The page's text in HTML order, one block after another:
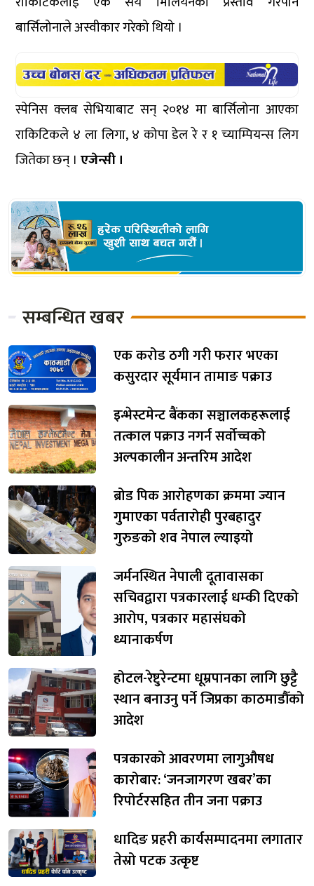
बार्सिलोनाले अस्वीकार गरेको थियो ।
स्पेनिस क्लब सेभियाबाट सन् २०१४ मा बार्सिलोना आएका
राकिटिकले ४ ला लिगा, ४ कोपा डेल रे र १ च्याम्पियन्स लिग
जितेका छन् । एजेन्सी ।
सम्बन्धित खबर
एक करोड ठगी गरी फरार भएका
कसुरदार सूर्यमान तामाङ पक्राउ
इन्भेस्टमेन्ट बैंकका सञ्चालकहरूलाई
तत्काल पक्राउ नगर्न सर्वोच्चको
अल्पकालीन अन्तरिम आदेश
ब्रोड पिक आरोहणका क्रममा ज्यान
गुमाएका पर्वतारोही पुरबहादुर
गुरुङको शव नेपाल ल्याइयो
जर्मनस्थित नेपाली दूतावासका
सचिवद्वारा पत्रकारलाई धम्की दिएको
आरोप, पत्रकार महासंघको
ध्यानाकर्षण
होटल-रेष्टुरेन्टमा धूम्रपानका लागि छुट्टै
स्थान बनाउनु पर्ने जिप्रका काठमाडौँको
आदेश
पत्रकारको आवरणमा लागुऔषध
कारोबार: ‘जनजागरण खबर’का
रिपोर्टरसहित तीन जना पक्राउ
धादिङ प्रहरी कार्यसम्पादनमा लगातार
तेस्रो पटक उत्कृष्ट